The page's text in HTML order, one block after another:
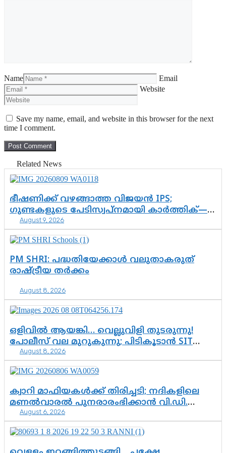
Name
Email
Website
Save my name, email, and website in this browser for the next
time I comment.
Related News
ഭീഷണിക്ക് വഴങ്ങാത്ത വിജയൻ IPS;
ഗുണ്ടകളുടെ പേടിസ്വപ്നമായി കാർത്തിക്—
ചെന്നിത്തലയുടെ ‘പവർ ഹോം’
ഓപ്പറേഷനിൽ ആയങ്കി കുടുങ്ങി!
August 9, 2026
PM SHRI: പദ്ധതിയേക്കാൾ വലുതാകരുത്
രാഷ്ട്രീയ തർക്കം
August 8, 2026
ഒളിവിൽ ആയങ്കി… വെല്ലുവിളി തുടരുന്നു!
പോലീസ് വല മുറുകുന്നു; പിടികൂടാൻ SIT
രംഗത്ത്. ഇനി ചോദ്യം ആയങ്കി എവിടെ
എന്നത് മാത്രം അല്ല—ആയങ്കി
കസ്റ്റഡിയിലായാൽ പുറത്തുവരുക
എന്തൊക്കെ വിവരങ്ങൾ?”
August 8, 2026
ക്വാറി മാഫിയകൾക്ക് തിരിച്ചടി; നദികളിലെ
മണൽവാരൽ പുനരാരംഭിക്കാൻ വി.ഡി.
സർക്കാർ തീരുമാനം
August 6, 2026